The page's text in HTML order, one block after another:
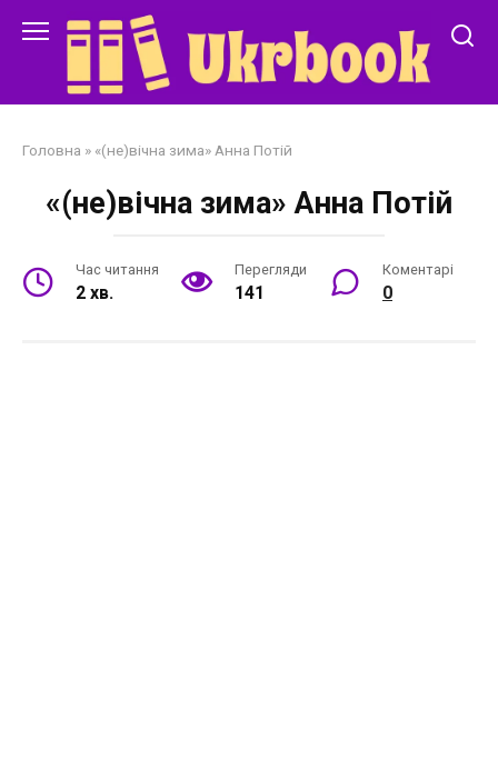
Головна » «(не)вічна зима» Анна Потій
«(не)вічна зима» Анна Потій
Час читання
2 хв.
Перегляди
141
Коментарі
0